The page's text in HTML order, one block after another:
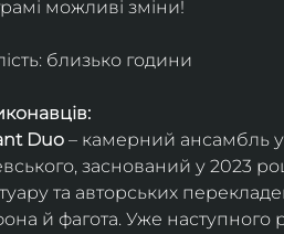
можливі зміни!
близько години
Duo – камерний ансамбль у
заснований у 2023
та авторських
й фагота. Уже наступного